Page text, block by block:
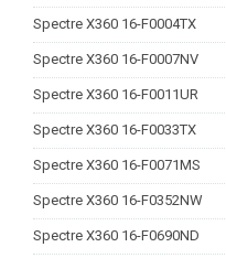
Spectre X360 16-F0004TX
Spectre X360 16-F0007NV
Spectre X360 16-F0011UR
Spectre X360 16-F0033TX
Spectre X360 16-F0071MS
Spectre X360 16-F0352NW
Spectre X360 16-F0690ND